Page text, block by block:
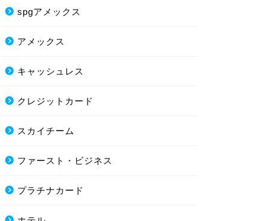
spgアメックス
アメックス
キャッシュレス
クレジットカード
スカイチーム
ファースト・ビジネス
プラチナカード